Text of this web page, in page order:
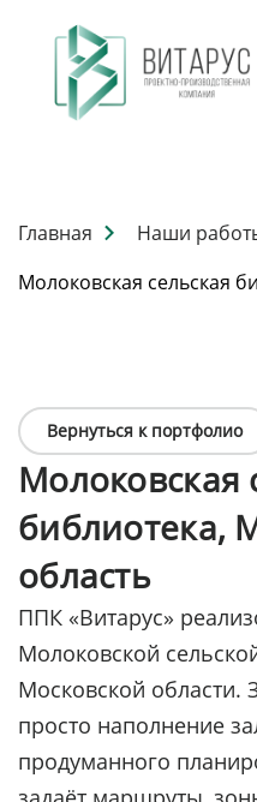
Главная Наши
Молоковская сельская
Вернуться к портфолио
Молоковская
библиотека,
область
ППК «Витарус»
Молоковской
Московской
просто наполнение
продуманного